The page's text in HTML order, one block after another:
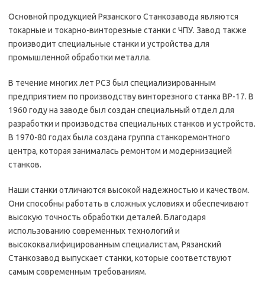
Основной продукцией Рязанского Станкозавода являются
токарные и токарно-винторезные станки с ЧПУ. Завод также
производит специальные станки и устройства для
промышленной обработки металла.
В течение многих лет РСЗ был специализированным
предприятием по производству винторезного станка ВР-17. В
1960 году на заводе был создан специальный отдел для
разработки и производства специальных станков и устройств.
В 1970-80 годах была создана группа станкоремонтного
центра, которая занималась ремонтом и модернизацией
станков.
Наши станки отличаются высокой надежностью и качеством.
Они способны работать в сложных условиях и обеспечивают
высокую точность обработки деталей. Благодаря
использованию современных технологий и
высококвалифицированным специалистам, Рязанский
Станкозавод выпускает станки, которые соответствуют
самым современным требованиям.